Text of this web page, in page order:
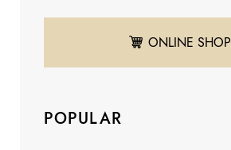
ONLINE SHOP
POPULAR